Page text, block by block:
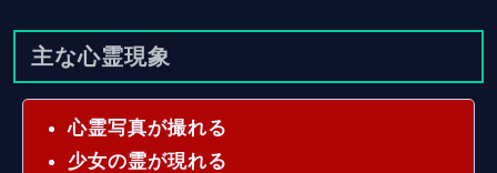
主な心霊現象
心霊写真が撮れる
少女の霊が現れる